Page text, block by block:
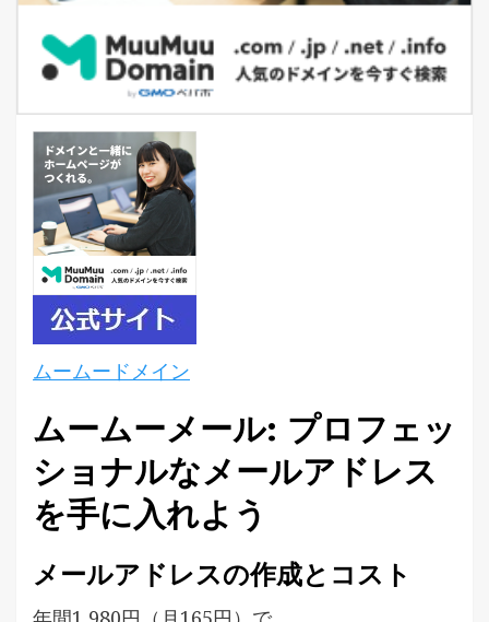
ムームードメイン
ムームーメール: プロフェッ
ショナルなメールアドレス
を手に入れよう
メールアドレスの作成とコスト